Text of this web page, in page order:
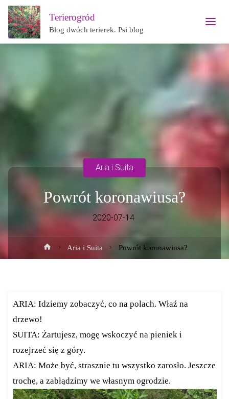
Terierogród
Blog dwóch terierek. Psi blog
Powrót koronawiusa?
2020-07-14
Aria i Suita
Strona
główna
Aria i Suita Powrót koronawiusa?
ARIA: Idziemy zobaczyć, co na polach. Właź na
drzewo!
SUITA: Żartujesz, mogę wskoczyć na pieniek i
rozejrzeć się z góry.
ARIA: Może być, strasznie tu wszystko zarosło. Jeszcze
trochę, a zabłądzimy we własnym ogrodzie.